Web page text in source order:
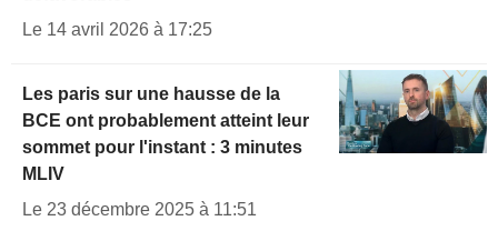
Le 14 avril 2026 à 17:25
Les paris sur une hausse de la
BCE ont probablement atteint leur
sommet pour l'instant : 3 minutes
MLIV
Le 23 décembre 2025 à 11:51